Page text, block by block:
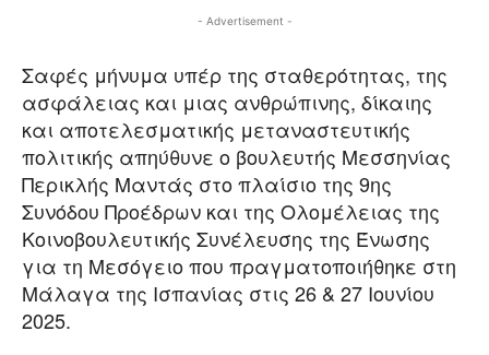
- Advertisement -
Σαφές μήνυμα υπέρ της σταθερότητας, της
ασφάλειας και μιας ανθρώπινης, δίκαιης
και αποτελεσματικής μεταναστευτικής
πολιτικής απηύθυνε ο βουλευτής Μεσσηνίας
Περικλής Μαντάς στο πλαίσιο της 9ης
Συνόδου Προέδρων και της Ολομέλειας της
Κοινοβουλευτικής Συνέλευσης της Ένωσης
για τη Μεσόγειο που πραγματοποιήθηκε στη
Μάλαγα της Ισπανίας στις 26 & 27 Ιουνίου
2025.